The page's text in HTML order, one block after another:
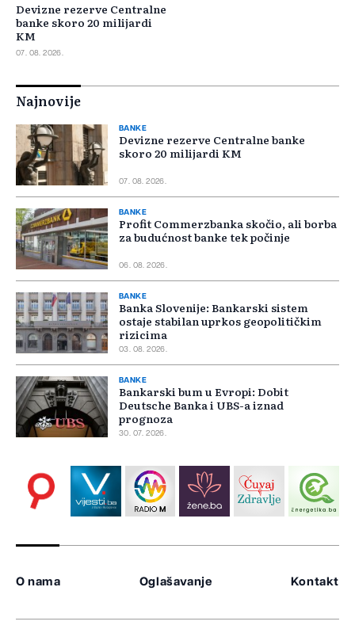
Devizne rezerve Centralne
banke skoro 20 milijardi
KM
07. 08. 2026.
Najnovije
BANKE
Devizne rezerve Centralne banke
skoro 20 milijardi KM
07. 08. 2026.
BANKE
Profit Commerzbanka skočio, ali borba
za budućnost banke tek počinje
06. 08. 2026.
BANKE
Banka Slovenije: Bankarski sistem
ostaje stabilan uprkos geopolitičkim
rizicima
03. 08. 2026.
BANKE
Bankarski bum u Evropi: Dobit
Deutsche Banka i UBS-a iznad
prognoza
30. 07. 2026.
O nama Oglašavanje Kontakt